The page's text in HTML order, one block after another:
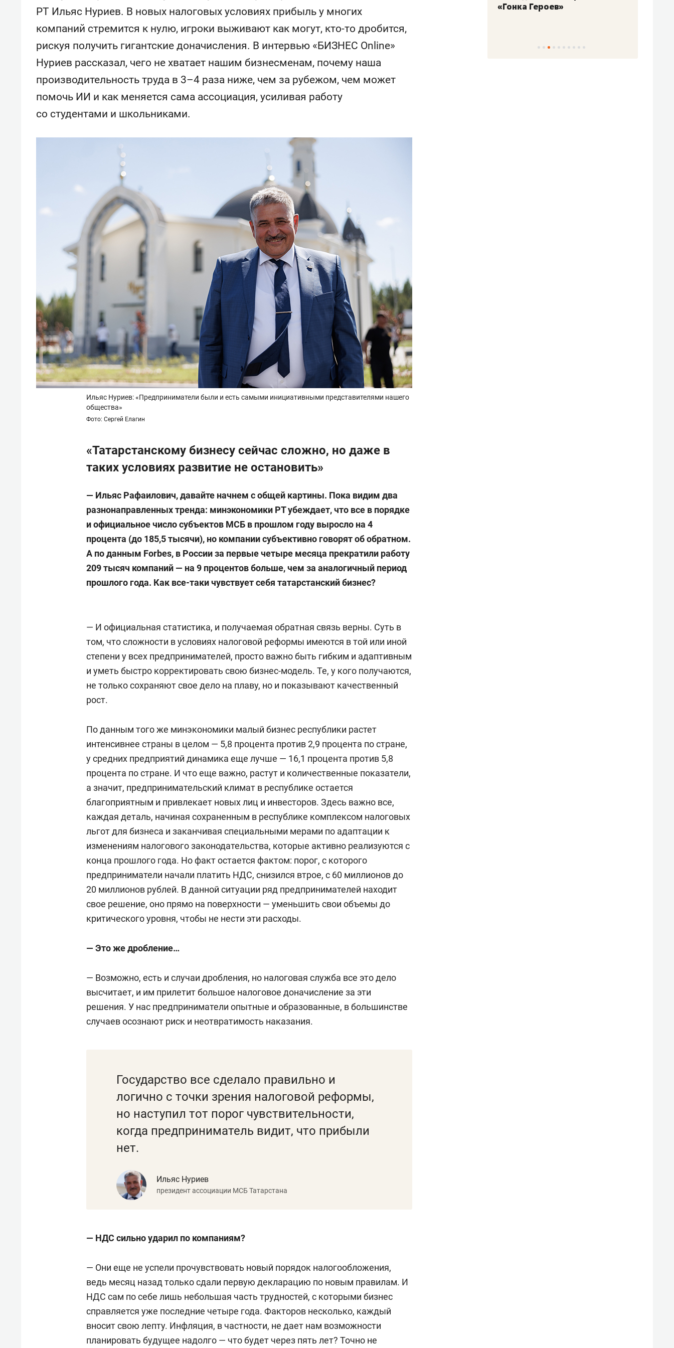
РТ Ильяс Нуриев. В новых налоговых условиях прибыль у многих
компаний стремится к нулю, игроки выживают как могут, кто-то дробится,
рискуя получить гигантские доначисления. В интервью «БИЗНЕС Online»
Нуриев рассказал, чего не хватает нашим бизнесменам, почему наша
производительность труда в 3–4 раза ниже, чем за рубежом, чем может
помочь ИИ и как меняется сама ассоциация, усиливая работу
со студентами и школьниками.
Ильяс Нуриев: «Предприниматели были и есть самыми инициативными представителями нашего
общества»
Фото: Сергей Елагин
«Татарстанскому бизнесу сейчас сложно, но даже в
таких условиях развитие не остановить»
— Ильяс Рафаилович, давайте начнем с общей картины. Пока видим два
разнонаправленных тренда: минэкономики РТ убеждает, что все в порядке
и официальное число субъектов МСБ в прошлом году выросло на 4
процента (до 185,5 тысячи), но компании субъективно говорят об обратном.
А по данным Forbes, в России за первые четыре месяца прекратили работу
209 тысяч компаний — на 9 процентов больше, чем за аналогичный период
прошлого года. Как все-таки чувствует себя татарстанский бизнес?
— И официальная статистика, и получаемая обратная связь верны. Суть в
том, что сложности в условиях налоговой реформы имеются в той или иной
степени у всех предпринимателей, просто важно быть гибким и адаптивным
и уметь быстро корректировать свою бизнес-модель. Те, у кого получаются,
не только сохраняют свое дело на плаву, но и показывают качественный
рост.
По данным того же минэкономики малый бизнес республики растет
интенсивнее страны в целом — 5,8 процента против 2,9 процента по стране,
у средних предприятий динамика еще лучше — 16,1 процента против 5,8
процента по стране. И что еще важно, растут и количественные показатели,
а значит, предпринимательский климат в республике остается
благоприятным и привлекает новых лиц и инвесторов. Здесь важно все,
каждая деталь, начиная сохраненным в республике комплексом налоговых
льгот для бизнеса и заканчивая специальными мерами по адаптации к
изменениям налогового законодательства, которые активно реализуются с
конца прошлого года. Но факт остается фактом: порог, с которого
предприниматели начали платить НДС, снизился втрое, с 60 миллионов до
20 миллионов рублей. В данной ситуации ряд предпринимателей находит
свое решение, оно прямо на поверхности — уменьшить свои объемы до
критического уровня, чтобы не нести эти расходы.
— Это же дробление…
— Возможно, есть и случаи дробления, но налоговая служба все это дело
высчитает, и им прилетит большое налоговое доначисление за эти
решения. У нас предприниматели опытные и образованные, в большинстве
случаев осознают риск и неотвратимость наказания.
Государство все сделало правильно и
логично с точки зрения налоговой реформы,
но наступил тот порог чувствительности,
когда предприниматель видит, что прибыли
нет.
Ильяс Нуриев
президент ассоциации МСБ Татарстана
— НДС сильно ударил по компаниям?
— Они еще не успели прочувствовать новый порядок налогообложения,
ведь месяц назад только сдали первую декларацию по новым правилам. И
НДС сам по себе лишь небольшая часть трудностей, с которыми бизнес
справляется уже последние четыре года. Факторов несколько, каждый
вносит свою лепту. Инфляция, в частности, не дает нам возможности
планировать будущее надолго — что будет через пять лет? Точно не
антихрупких команд
«Гонка Героев»